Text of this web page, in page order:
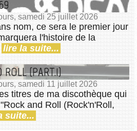
samedi 25 juillet 2026
nom, ce sera le premier jour
l'histoire de la
lire la suite...
(PART.1)
samedi 11 juillet 2026
titres de ma discothèque qui
and Roll (Rock'n'Roll,
suite...